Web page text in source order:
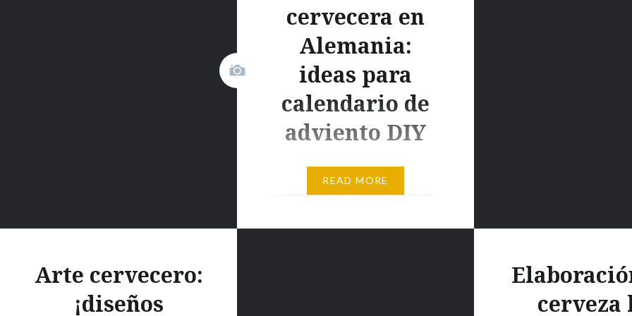
cervecera en
Alemania:
ideas para
calendario de
adviento DIY
En Alemania, al igual que en
muchos países, se acostumbran
es el conteo de los días que
READ MORE
Arte cervecero:
¡diseños
cerveza